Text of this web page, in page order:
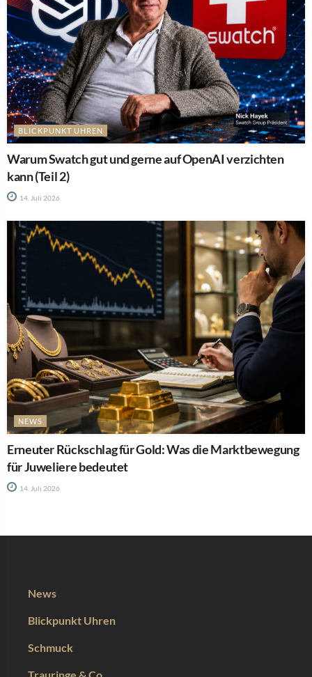
BLICKPUNKT UHREN
Warum Swatch gut und gerne auf OpenAI verzichten
kann (Teil 2)
14. Juli 2026
NEWS
Erneuter Rückschlag für Gold: Was die Marktbewegung
für Juweliere bedeutet
14. Juli 2026
News
Blickpunkt Uhren
Schmuck